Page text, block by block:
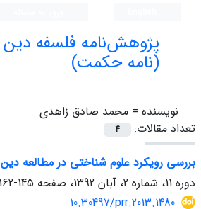
پژوهش‌نامه فلسفه دین
(نامه حکمت)
نویسنده = محمد صادق زاهدی
تعداد مقالات:
4
بررسی رویکرد علوم شناختی در مطالعه دین
دوره 11، شماره 2، آبان 1392، صفحه
145-162
10.30497/prr.2013.1480